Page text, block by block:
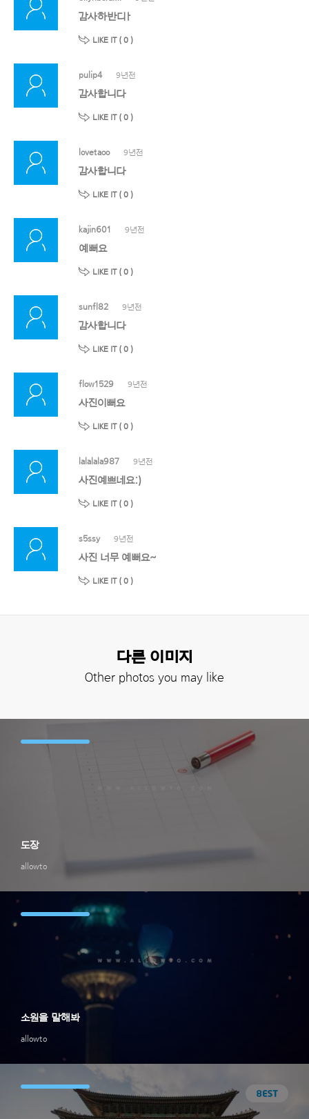
감사하반디ㅏ
LIKE IT ( 0 )
pulip4 9년전
감사합니다
LIKE IT ( 0 )
lovetaoo 9년전
감사합니다
LIKE IT ( 0 )
kajin601 9년전
예뻐요
LIKE IT ( 0 )
sunfl82 9년전
감사합니다
LIKE IT ( 0 )
flow1529 9년전
사진이뻐요
LIKE IT ( 0 )
lalalala987 9년전
사진예쁘네요:)
LIKE IT ( 0 )
s5ssy 9년전
사진 너무 예뻐요~
LIKE IT ( 0 )
다른 이미지
Other photos you may like
allowto
도장
allowto
소원을 말해봐